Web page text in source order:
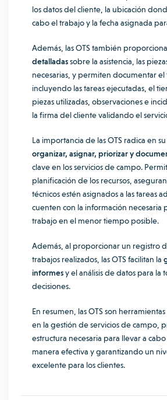
los datos del cliente, la ubicación
cabo el trabajo y la fecha asignada
Además, las OTS también
detalladassobre la asistencia, las
necesarias, y permiten documentar el
incluyendo las tareas ejecutadas, el
piezas utilizadas, observaciones e
la firma del cliente validando el
La importancia de las OTS radica en
organizar, asignar, priorizar y
clave en los servicios de campo.
planificación de los recursos,
técnicos estén asignados a las tareas
cuenten con la información necesaria
trabajo en el menor tiempo posible.
Además, al proporcionar un registro
trabajos realizados, las OTS facilitan la
informesy el análisis de datos para la
decisiones.
En resumen, las OTS son
en la gestión de servicios de campo,
estructura necesaria para llevar a
manera efectiva y garantizando un
excelente para los clientes.